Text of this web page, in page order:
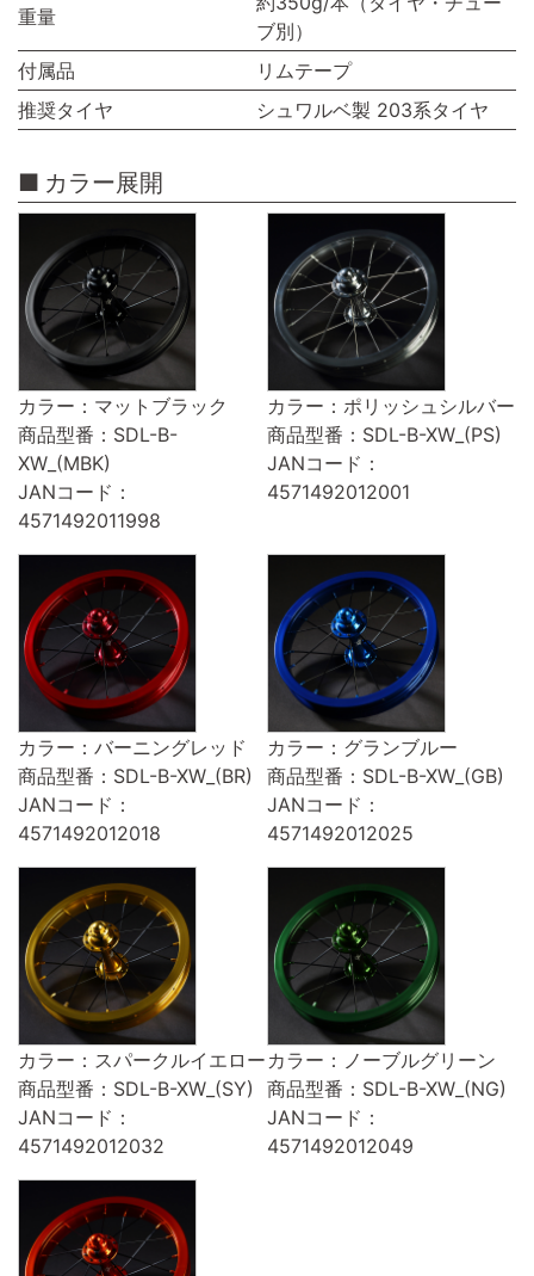
重量
ブ別）
付属品
リムテープ
推奨タイヤ
シュワルベ製 203系タイヤ
カラー展開
カラー：マットブラック
商品型番：SDL-B-
XW_(MBK)
JANコード：
4571492011998
カラー：ポリッシュシルバー
商品型番：SDL-B-XW_(PS)
JANコード：
4571492012001
カラー：バーニングレッド
商品型番：SDL-B-XW_(BR)
JANコード：
4571492012018
カラー：グランブルー
商品型番：SDL-B-XW_(GB)
JANコード：
4571492012025
カラー：スパークルイエロー
商品型番：SDL-B-XW_(SY)
JANコード：
4571492012032
カラー：ノーブルグリーン
商品型番：SDL-B-XW_(NG)
JANコード：
4571492012049